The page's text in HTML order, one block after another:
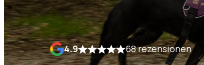
4.9 68 rezensionen